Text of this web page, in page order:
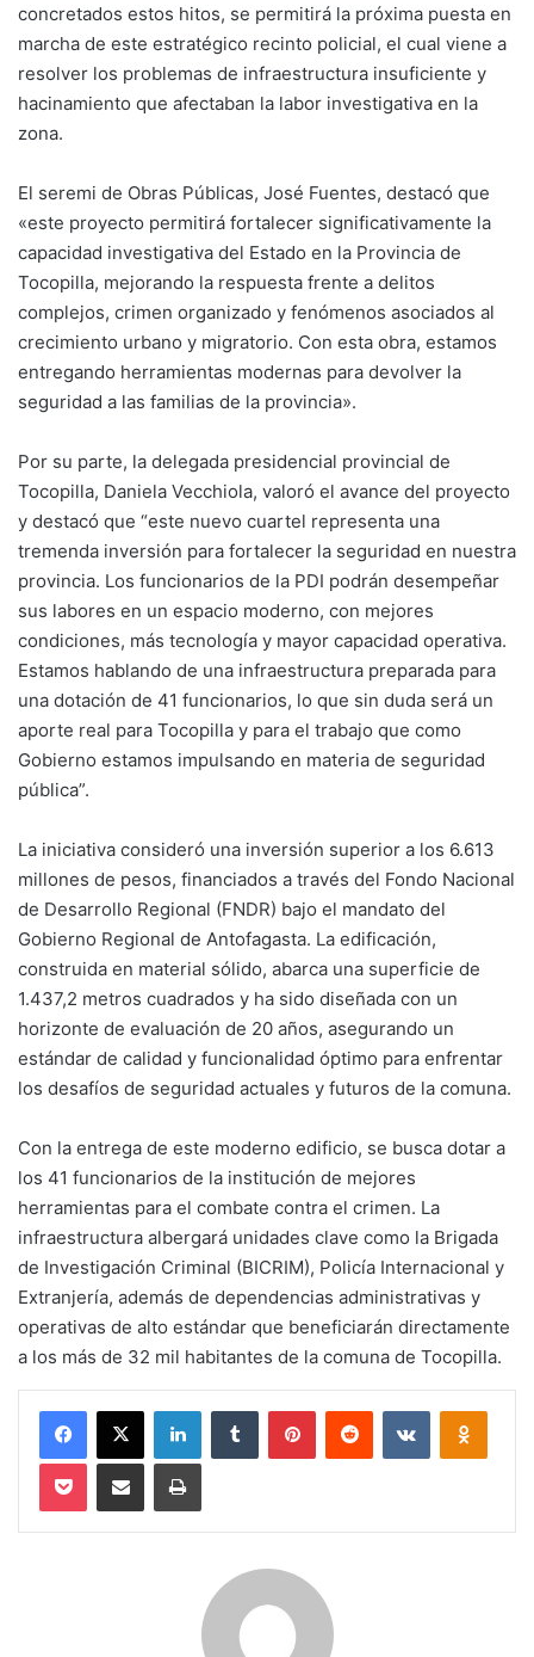
concretados estos hitos, se permitirá la próxima puesta en
marcha de este estratégico recinto policial, el cual viene a
resolver los problemas de infraestructura insuficiente y
hacinamiento que afectaban la labor investigativa en la
zona.
El seremi de Obras Públicas, José Fuentes, destacó que
«este proyecto permitirá fortalecer significativamente la
capacidad investigativa del Estado en la Provincia de
Tocopilla, mejorando la respuesta frente a delitos
complejos, crimen organizado y fenómenos asociados al
crecimiento urbano y migratorio. Con esta obra, estamos
entregando herramientas modernas para devolver la
seguridad a las familias de la provincia».
Por su parte, la delegada presidencial provincial de
Tocopilla, Daniela Vecchiola, valoró el avance del proyecto
y destacó que “este nuevo cuartel representa una
tremenda inversión para fortalecer la seguridad en nuestra
provincia. Los funcionarios de la PDI podrán desempeñar
sus labores en un espacio moderno, con mejores
condiciones, más tecnología y mayor capacidad operativa.
Estamos hablando de una infraestructura preparada para
una dotación de 41 funcionarios, lo que sin duda será un
aporte real para Tocopilla y para el trabajo que como
Gobierno estamos impulsando en materia de seguridad
pública”.
La iniciativa consideró una inversión superior a los 6.613
millones de pesos, financiados a través del Fondo Nacional
de Desarrollo Regional (FNDR) bajo el mandato del
Gobierno Regional de Antofagasta. La edificación,
construida en material sólido, abarca una superficie de
1.437,2 metros cuadrados y ha sido diseñada con un
horizonte de evaluación de 20 años, asegurando un
estándar de calidad y funcionalidad óptimo para enfrentar
los desafíos de seguridad actuales y futuros de la comuna.
Con la entrega de este moderno edificio, se busca dotar a
los 41 funcionarios de la institución de mejores
herramientas para el combate contra el crimen. La
infraestructura albergará unidades clave como la Brigada
de Investigación Criminal (BICRIM), Policía Internacional y
Extranjería, además de dependencias administrativas y
operativas de alto estándar que beneficiarán directamente
a los más de 32 mil habitantes de la comuna de Tocopilla.
Facebook
X LinkedInTumblr PinterestReddit VKontakte
Pocket Compartir via email Imprimir